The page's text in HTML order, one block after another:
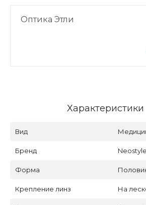
Оптика Этли
Характеристики
Вид
Бренд Neostyle
Форма
Крепление линз На